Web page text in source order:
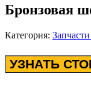
Бронзовая
Категория:
УЗНАТЬ